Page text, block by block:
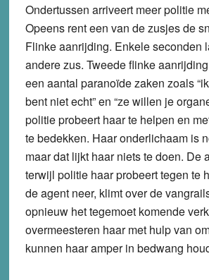
Ondertussen arriveert meer politie
Opeens rent een van de zusjes de
Flinke aanrijding. Enkele seconden
andere zus. Tweede flinke
een aantal paranoïde zaken zoals
bent niet echt” en “ze willen je
politie probeert haar te helpen en
te bedekken. Haar onderlichaam is
maar dat lijkt haar niets te doen. De
terwijl politie haar probeert tegen te
de agent neer, klimt over de
opnieuw het tegemoet komende
overmeesteren haar met hulp van
kunnen haar amper in bedwang